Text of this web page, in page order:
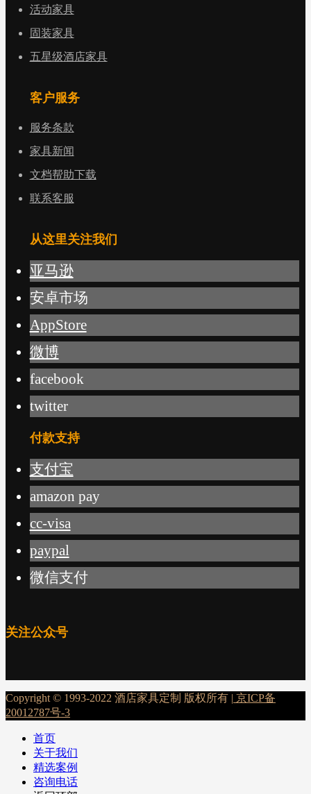
活动家具
固装家具
五星级酒店家具
客户服务
服务条款
家具新闻
文档帮助下载
联系客服
从这里关注我们
亚马逊
安卓市场
AppStore
微博
facebook
twitter
付款支持
支付宝
amazon pay
cc-visa
paypal
微信支付
关注公众号
Copyright © 1993-2022 酒店家具定制 版权所有 | 京ICP备
20012787号-3
首页
关于我们
精选案例
咨询电话